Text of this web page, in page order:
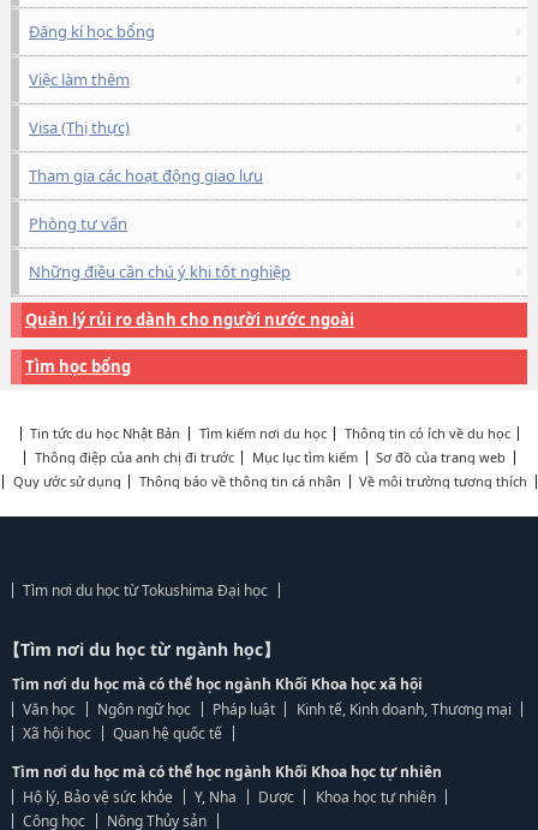
Đăng kí học bổng
Việc làm thêm
Visa (Thị thực)
Tham gia các hoạt động giao lưu
Phòng tư vấn
Những điều cần chú ý khi tốt nghiệp
Quản lý rủi ro dành cho người nước ngoài
Tìm học bổng
Tin tức du học Nhật Bản Tìm kiếm nơi du học
Thông tin có ích về du học
Thông điệp của anh chị đi trước
Mục lục tìm kiếm
Sơ đồ của trang web
Quy ước sử dụng
Thông báo về thông tin cá nhân Về môi trường tương thích
Tìm nơi du học từ Tokushima Đại học
【Tìm nơi du học từ ngành học】
Tìm nơi du học mà có thể học ngành Khối Khoa học xã hội
Văn học
Ngôn ngữ học Pháp luật
Kinh tế, Kinh doanh, Thương mại
Xã hội học
Quan hệ quốc tế
Tìm nơi du học mà có thể học ngành Khối Khoa học tự nhiên
Hộ lý, Bảo vệ sức khỏe
Y, Nha Dược
Khoa học tự nhiên
Công học
Nông Thủy sản